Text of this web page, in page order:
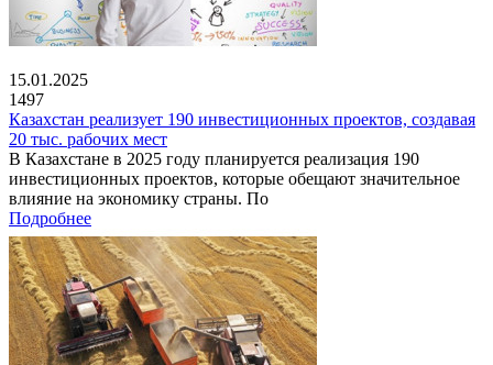
15.01.2025
1497
Казахстан реализует 190 инвестиционных проектов, создавая
20 тыс. рабочих мест
В Казахстане в 2025 году планируется реализация 190
инвестиционных проектов, которые обещают значительное
влияние на экономику страны. По
Подробнее